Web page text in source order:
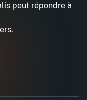
peut répondre à